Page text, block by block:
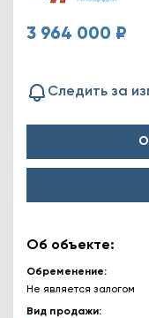
3 964 000 ₽
Следить за
Об объекте:
Обременение
Не является залогом
Вид продажи